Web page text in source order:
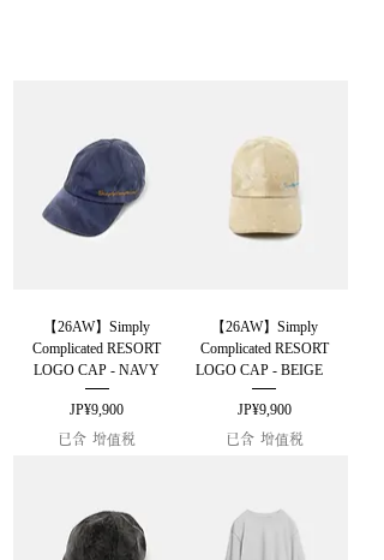
【26AW】Simply
Complicated RESORT
LOGO CAP - NAVY
價格
JP¥9,900
已含 增值税
【26AW】Simply
Complicated RESORT
LOGO CAP - BEIGE
價格
JP¥9,900
已含 增值税